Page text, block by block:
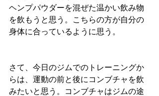
ヘンプパウダーを混ぜた温かい飲み物
を飲もうと思う。こちらの方が自分の
身体に合っているように思う。
さて、今日のジムでのトレーニングか
らは、運動の前と後にコンブチャを飲
みたいと思う。コンブチャはジムの途